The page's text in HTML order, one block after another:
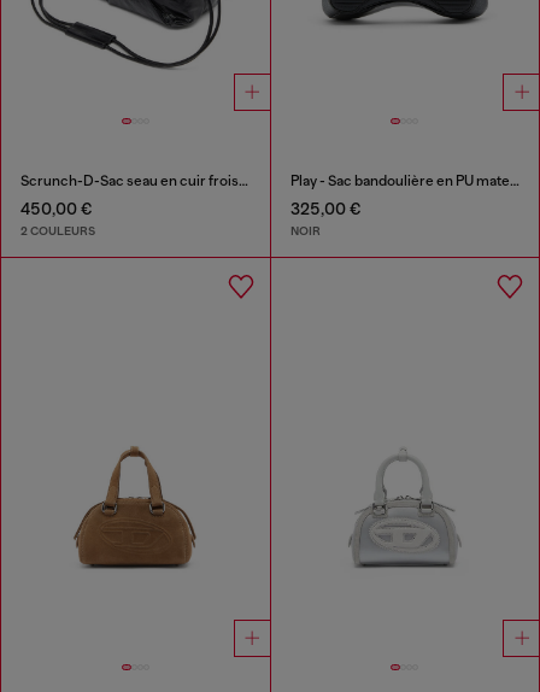
Scrunch-D-Sac seau en cuir froissé et brillant
450,00 €
2 COULEURS
Play - Sac bandoulière en PU matelassé perforé
325,00 €
NOIR